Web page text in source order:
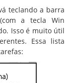
teclando a barra
a tecla Win
Isso é muito útil
Essa lista